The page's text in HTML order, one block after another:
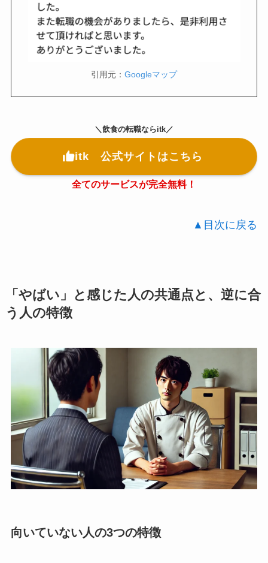
引用元： Googleマップ
＼飲食の転職ならitk／
itk 公式サイトはこちら
全てのサービスが完全無料！
▲目次に戻る
「やばい」と感じた人の共通点と、逆に合
う人の特徴
向いていない人の3つの特徴